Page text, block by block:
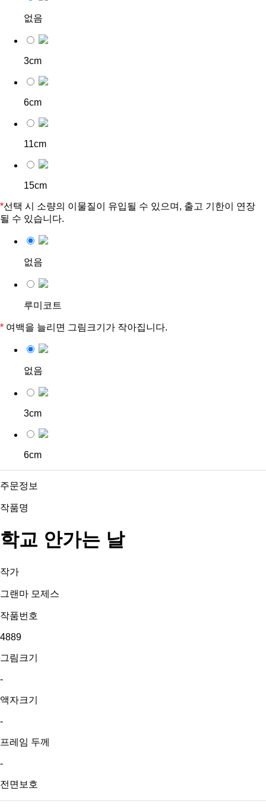
없음
3cm
6cm
11cm
15cm
*선택 시 소량의 이물질이 유입될 수 있으며, 출고 기한이 연장
될 수 있습니다.
없음
루미코트
* 여백을 늘리면 그림크기가 작아집니다.
없음
3cm
6cm
주문정보
작품명
학교 안가는 날
작가
그랜마 모제스
작품번호
4889
그림크기
-
액자크기
-
프레임 두께
-
전면보호